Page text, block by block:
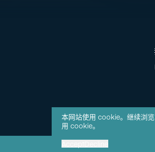
本网站使用 cookie。继续浏
用 cookie。